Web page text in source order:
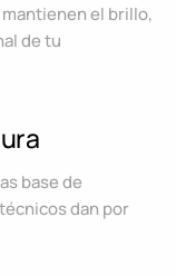
el brillo,
de tu
base de
dan por